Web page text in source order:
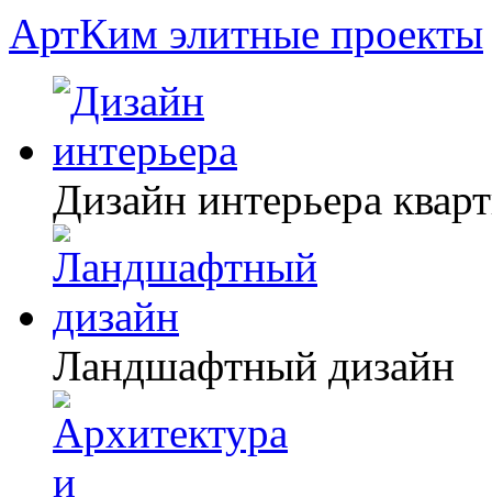
АртКим элитные проекты
Дизайн интерьера
Ландшафтный дизайн